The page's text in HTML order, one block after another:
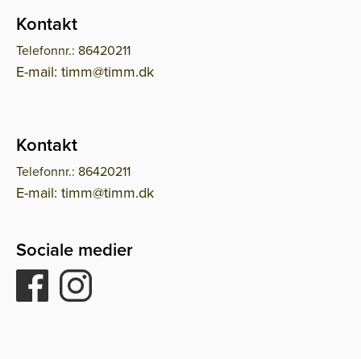
Kontakt
Telefonnr.: 86420211
E-mail: timm@timm.dk
Kontakt
Telefonnr.: 86420211
E-mail: timm@timm.dk
Sociale medier